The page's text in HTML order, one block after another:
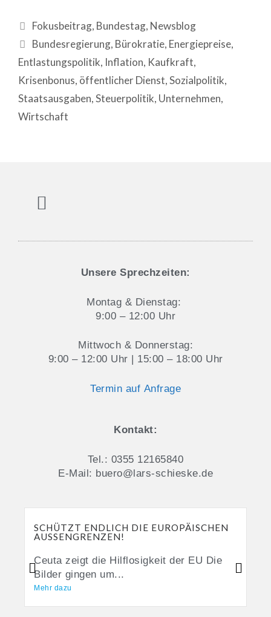
Fokusbeitrag, Bundestag, Newsblog
Bundesregierung, Bürokratie, Energiepreise,
Entlastungspolitik, Inflation, Kaufkraft,
Krisenbonus, öffentlicher Dienst,Sozialpolitik,
Staatsausgaben,Steuerpolitik, Unternehmen,
Wirtschaft
Unsere Sprechzeiten:
Montag & Dienstag:
9:00 – 12:00 Uhr
Mittwoch & Donnerstag:
9:00 – 12:00 Uhr | 15:00 – 18:00 Uhr
Termin auf Anfrage
Kontakt:
Tel.: 0355 12165840
E-Mail: buero@lars-schieske.de
SCHÜTZT ENDLICH DIE EUROPÄISCHEN
AUSSENGRENZEN!
Ceuta zeigt die Hilflosigkeit der EU Die
Bilder gingen um...
Mehr dazu